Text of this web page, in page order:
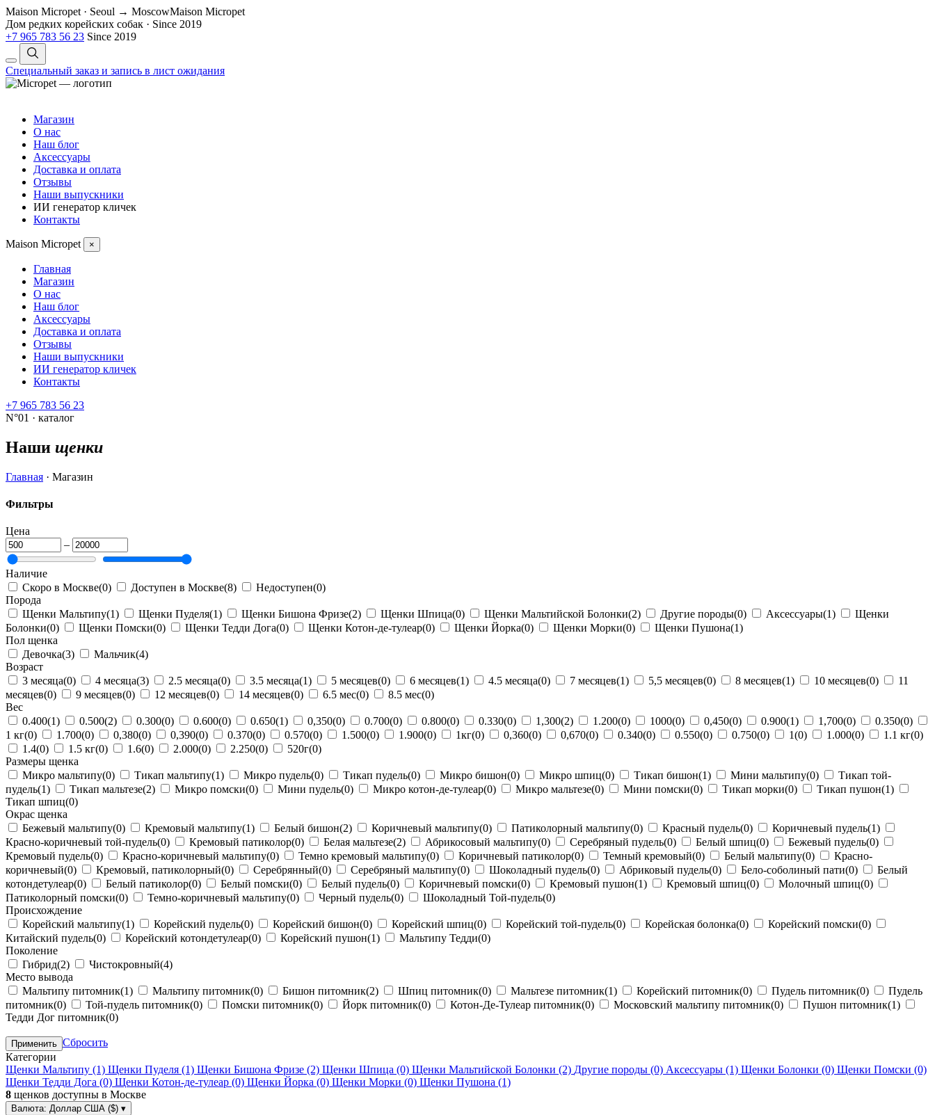
Maison Micropet · Seoul → MoscowMaison Micropet
Дом редких корейских собак · Since 2019
+7 965 783 56 23 Since 2019
Специальный заказ и запись в лист ожидания
Магазин
О нас
Наш блог
Аксессуары
Доставка и оплата
Отзывы
Наши выпускники
ИИ генератор кличек
Контакты
Maison Micropet ×
Главная
Магазин
О нас
Наш блог
Аксессуары
Доставка и оплата
Отзывы
Наши выпускники
ИИ генератор кличек
Контакты
+7 965 783 56 23
N°01 · каталог
Наши щенки
Главная · Магазин
Фильтры
Цена
–
Наличие
Скоро в Москве(0) Доступен в Москве(8) Недоступен(0)
Порода
Щенки Мальтипу(1) Щенки Пуделя(1) Щенки Бишона Фризе(2) Щенки Шпица(0) Щенки Мальтийской Болонки(2) Другие породы(0) Аксессуары(1)
Щенки
Болонки(0) Щенки Помски(0) Щенки Тедди Дога(0) Щенки Котон-де-тулеар(0) Щенки Йорка(0) Щенки Морки(0) Щенки Пушона(1)
Пол щенка
Девочка(3) Мальчик(4)
Возраст
3 месяца(0) 4 месяца(3) 2.5 месяца(0) 3.5 месяца(1) 5 месяцев(0) 6 месяцев(1) 4.5 месяца(0) 7 месяцев(1) 5,5 месяцев(0) 8 месяцев(1) 10 месяцев(0)
11
месяцев(0) 9 месяцев(0) 12 месяцев(0) 14 месяцев(0) 6.5 мес(0) 8.5 мес(0)
Вес
0.400(1) 0.500(2) 0.300(0) 0.600(0) 0.650(1) 0,350(0) 0.700(0) 0.800(0) 0.330(0) 1,300(2) 1.200(0) 1000(0) 0,450(0) 0.900(1) 1,700(0) 0.350(0)
1 кг(0) 1.700(0) 0,380(0) 0,390(0) 0.370(0) 0.570(0) 1.500(0) 1.900(0) 1кг(0) 0,360(0) 0,670(0) 0.340(0) 0.550(0) 0.750(0) 1(0) 1.000(0) 1.1 кг(0)
1.4(0) 1.5 кг(0) 1.6(0) 2.000(0) 2.250(0) 520г(0)
Размеры щенка
Микро мальтипу(0) Тикап мальтипу(1) Микро пудель(0) Тикап пудель(0) Микро бишон(0) Микро шпиц(0) Тикап бишон(1) Мини мальтипу(0)
Тикап той-
пудель(1) Тикап мальтезе(2) Микро помски(0) Мини пудель(0) Микро котон-де-тулеар(0) Микро мальтезе(0) Мини помски(0) Тикап морки(0) Тикап пушон(1)
Тикап шпиц(0)
Окрас щенка
Бежевый мальтипу(0) Кремовый мальтипу(1) Белый бишон(2) Коричневый мальтипу(0) Патиколорный мальтипу(0) Красный пудель(0) Коричневый пудель(1)
Красно-коричневый той-пудель(0) Кремовый патиколор(0) Белая мальтезе(2) Абрикосовый мальтипу(0) Серебряный пудель(0) Белый шпиц(0) Бежевый пудель(0)
Кремовый пудель(0) Красно-коричневый мальтипу(0) Темно кремовый мальтипу(0) Коричневый патиколор(0) Темный кремовый(0) Белый мальтипу(0)
Красно-
коричневый(0) Кремовый, патиколорный(0) Серебрянный(0) Серебряный мальтипу(0) Шоколадный пудель(0) Абриковый пудель(0) Бело-соболиный пати(0)
Белый
котондетулеар(0) Белый патиколор(0) Белый помски(0) Белый пудель(0) Коричневый помски(0) Кремовый пушон(1) Кремовый шпиц(0) Молочный шпиц(0)
Патиколорный помски(0) Темно-коричневый мальтипу(0) Черный пудель(0) Шоколадный Той-пудель(0)
Происхождение
Корейский мальтипу(1) Корейский пудель(0) Корейский бишон(0) Корейский шпиц(0) Корейский той-пудель(0) Корейская болонка(0) Корейский помски(0)
Китайский пудель(0) Корейский котондетулеар(0) Корейский пушон(1) Мальтипу Тедди(0)
Поколение
Гибрид(2) Чистокровный(4)
Место вывода
Мальтипу питомник(1) Мальтипу питомник(0) Бишон питомник(2) Шпиц питомник(0) Мальтезе питомник(1) Корейский питомник(0) Пудель питомник(0)
Пудель
питомник(0) Той-пудель питомник(0) Помски питомник(0) Йорк питомник(0) Котон-Де-Тулеар питомник(0) Московский мальтипу питомник(0) Пушон питомник(1)
Тедди Дог питомник(0)
Применить Сбросить
Категории
Щенки Мальтипу (1) Щенки Пуделя (1) Щенки Бишона Фризе (2) Щенки Шпица (0) Щенки Мальтийской Болонки (2) Другие породы (0) Аксессуары (1) Щенки Болонки (0) Щенки Помски (0)
Щенки Тедди Дога (0) Щенки Котон-де-тулеар (0) Щенки Йорка (0) Щенки Морки (0) Щенки Пушона (1)
8 щенков доступны в Москве
Валюта: Доллар США ($) ▾